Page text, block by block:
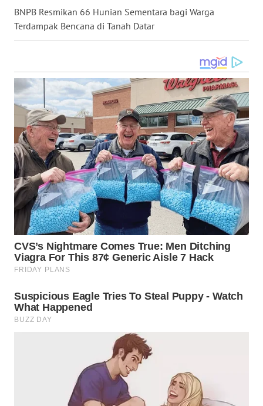
BNPB Resmikan 66 Hunian Sementara bagi Warga
Terdampak Bencana di Tanah Datar
WN
TAPANULI
WN
TANJUNG
LESUNG
WN
KARO
WN
SIMALUNGUN
WN
LABUHANBATU
WN
TENGAH
WN DELI